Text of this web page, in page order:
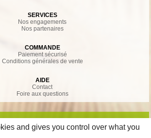
SERVICES
Nos engagements
Nos partenaires
COMMANDE
Paiement sécurisé
Conditions générales de vente
AIDE
Contact
Foire aux questions
and gives you control over what you